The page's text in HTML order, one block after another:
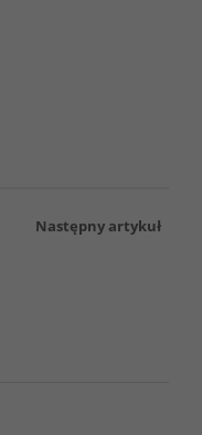
Następny artykuł